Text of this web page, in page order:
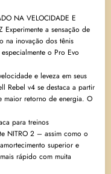
NA VELOCIDADE E
Experimente a sensação de
na inovação dos tênis
o Pro Evo
e leveza em seus
Rebel v4 se destaca a partir
maior retorno de energia. O
para treinos
NITRO 2 – assim como o
superior e
rápido com muita